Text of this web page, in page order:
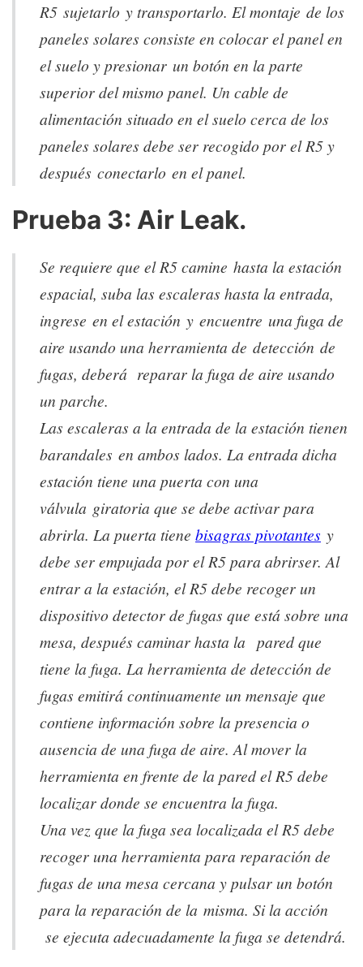
R5 sujetarlo y transportarlo. El montaje de los
paneles solares consiste en colocar el panel en
el suelo y presionar un botón en la parte
superior del mismo panel. Un cable de
alimentación situado en el suelo cerca de los
paneles solares debe ser recogido por el R5 y
después conectarlo en el panel.
Prueba 3: Air Leak.
Se requiere que el R5 camine hasta la estación
espacial, suba las escaleras hasta la entrada,
ingrese en el estación y encuentre una fuga de
aire usando una herramienta de detección de
fugas, deberá reparar la fuga de aire usando
un parche.
Las escaleras a la entrada de la estación tienen
barandales en ambos lados. La entrada dicha
estación tiene una puerta con una
válvula giratoria que se debe activar para
abrirla. La puerta tiene bisagras pivotantes y
debe ser empujada por el R5 para abrirser. Al
entrar a la estación, el R5 debe recoger un
dispositivo detector de fugas que está sobre una
mesa, después caminar hasta la pared que
tiene la fuga. La herramienta de detección de
fugas emitirá continuamente un mensaje que
contiene información sobre la presencia o
ausencia de una fuga de aire. Al mover la
herramienta en frente de la pared el R5 debe
localizar donde se encuentra la fuga.
Una vez que la fuga sea localizada el R5 debe
recoger una herramienta para reparación de
fugas de una mesa cercana y pulsar un botón
para la reparación de la misma. Si la acción
se ejecuta adecuadamente la fuga se detendrá.